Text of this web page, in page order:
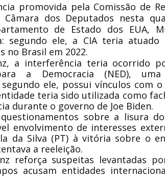
promovida pela Comissão de
Câmara dos Deputados nesta
de Estado dos EUA,
segundo ele, a CIA teria
no Brasil em 2022.
a interferência teria ocorrido
a Democracia (NED), uma
ele, possui vínculos com
teria sido utilizada como
durante o governo de Joe Biden.
sobre a lisura
envolvimento de interesses
da Silva (PT) à vitória sobre o
a reeleição.
reforça suspeitas levantadas
acusam entidades